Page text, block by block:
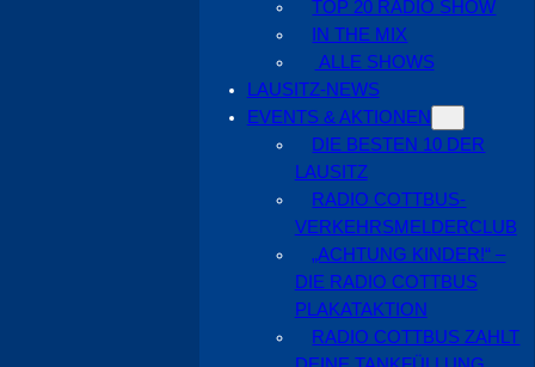
TOP 20 RADIO SHOW
IN THE MIX
ALLE SHOWS
LAUSITZ-NEWS
EVENTS & AKTIONEN
DIE BESTEN 10 DER
LAUSITZ
RADIO COTTBUS-
VERKEHRSMELDERCLUB
„ACHTUNG KINDER!“ –
DIE RADIO COTTBUS
PLAKATAKTION
RADIO COTTBUS ZAHLT